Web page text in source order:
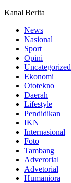
Kanal Berita
News
Nasional
Sport
Opini
Uncategorized
Ekonomi
Ototekno
Daerah
Lifestyle
Pendidikan
IKN
Internasional
Foto
Tambang
Adverorial
Advetorial
Humaniora